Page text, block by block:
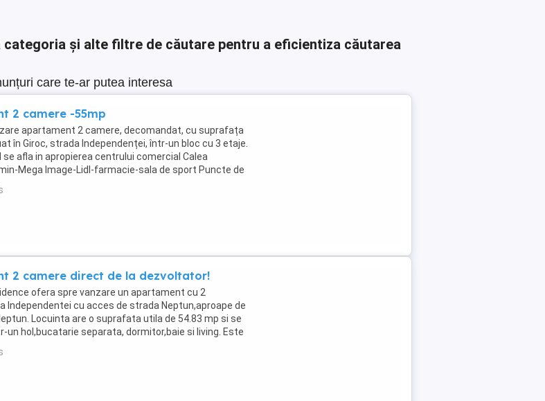
categoria și alte filtre de căutare pentru a eficientiza căutarea
care te-ar putea interesa
2 camere -55mp
apartament 2 camere, decomandat, cu suprafața
în Giroc, strada Independenței, într-un bloc cu 3 etaje.
afla in apropierea centrului comercial Calea
Mega Image-Lidl-farmacie-sala de sport Puncte de
Stomatologica ...
2 camere direct de la dezvoltator!
ofera spre vanzare un apartament cu 2
Independentei cu acces de strada Neptun,aproape de
Locuinta are o suprafata utila de 54.83 mp si se
un hol,bucatarie separata, dormitor,baie si living. Este
incalzirea se face prin ...